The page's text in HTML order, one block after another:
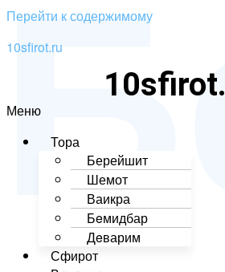
Перейти к содержимому
10sfirot.ru
Меню
Тора
Берейшит
Шемот
Ваикра
Бeмидбар
Дeварим
Сфирот